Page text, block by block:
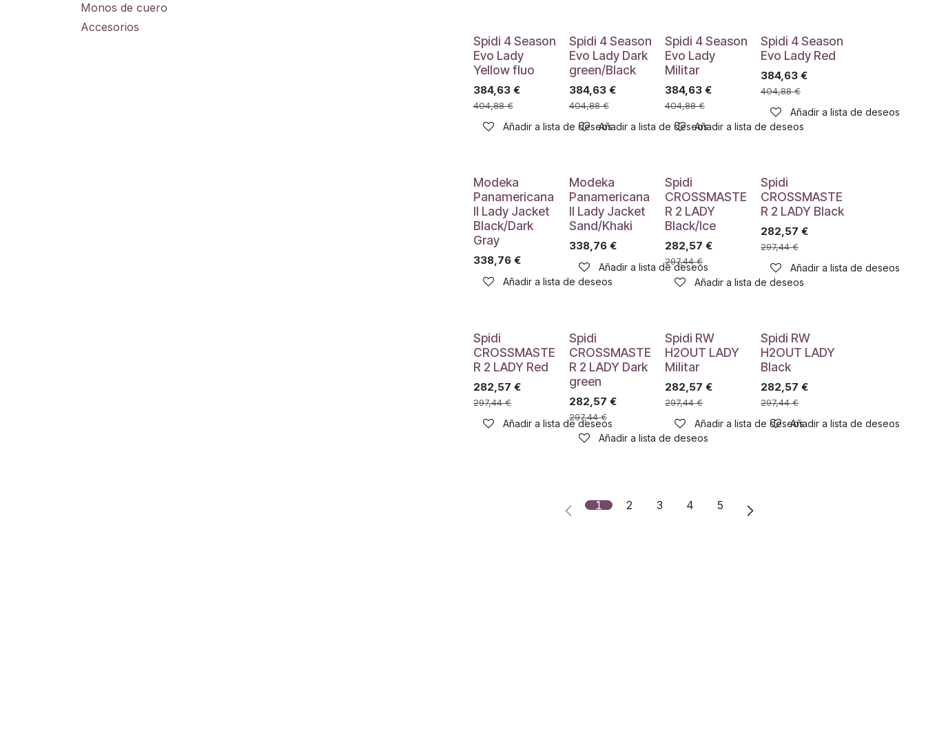
Monos de cuero
Accesorios
Spidi 4 Season
Evo Lady
Yellow fluo
384,63 €
404,88€
Añadir a lista de deseos
Spidi 4 Season
Evo Lady Dark
green/Black
384,63€
404,88€
Añadir a lista de deseos
Spidi 4 Season
Evo Lady
Militar
384,63€
404,88€
Añadir a lista de deseos
Spidi 4 Season
Evo Lady Red
384,63€
404,88€
Añadir a lista de deseos
Modeka
Panamericana
II Lady Jacket
Black/Dark
Gray
338,76 €
Añadir a lista de deseos
Modeka
Panamericana
II Lady Jacket
Sand/Khaki
338,76€
Añadir a lista de deseos
Spidi
CROSSMASTE
R 2 LADY
Black/Ice
282,57 €
297,44€
Añadir a lista de deseos
Spidi
CROSSMASTE
R 2 LADY Black
282,57 €
297,44€
Añadir a lista de deseos
Spidi
CROSSMASTE
R 2 LADY Red
282,57 €
297,44€
Añadir a lista de deseos
Spidi
CROSSMASTE
R 2 LADY Dark
green
282,57 €
297,44€
Añadir a lista de deseos
Spidi RW
H2OUT LADY
Militar
282,57 €
297,44€
Añadir a lista de deseos
Spidi RW
H2OUT LADY
Black
282,57 €
297,44€
Añadir a lista de deseos
1 2 3 4 5